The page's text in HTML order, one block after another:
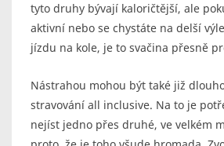
tyto druhy bývají kaloričtější, ale
aktivní nebo se chystáte na delší
jízdu na kole, je to svačina přesně
Nástrahou mohou být také již
stravování all inclusive. Na to je
nejíst jedno přes druhé, ve velkém